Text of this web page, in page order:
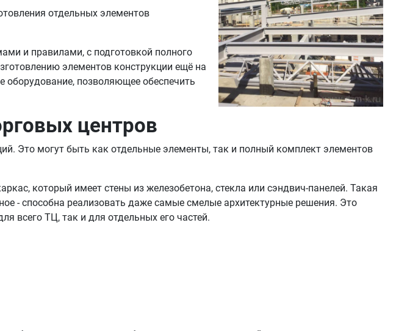
отдельных элементов
и правилами, с подготовкой полного
элементов конструкции ещё на
оборудование, позволяющее обеспечить
центров
Это могут быть как отдельные элементы, так и полный комплект элементов
который имеет стены из железобетона, стекла или сэндвич-панелей. Такая
- способна реализовать даже самые смелые архитектурные решения. Это
всего ТЦ, так и для отдельных его частей.